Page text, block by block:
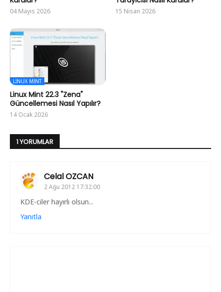
04 Mayıs 2026 15 Nisan 2026
LINUX MINT
Linux Mint 22.3 "Zena"
Güncellemesi Nasıl Yapılır?
14 Ocak 2026
1 YORUMLAR
Celal OZCAN
2 Ağu 2012 17:32:00
KDE-ciler hayırlı olsun...
Yanıtla